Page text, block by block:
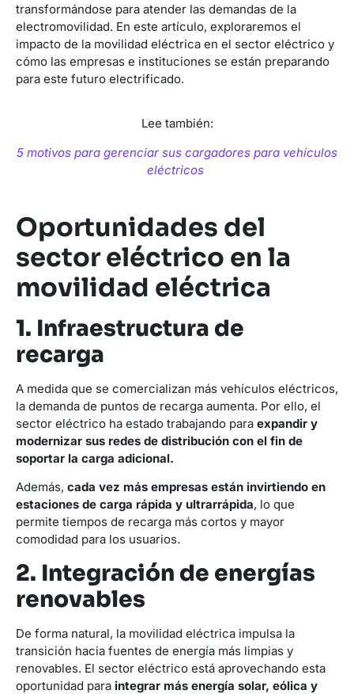
transformándose para atender las demandas de la
electromovilidad. En este artículo, exploraremos el
impacto de la movilidad eléctrica en el sector eléctrico y
cómo las empresas e instituciones se están preparando
para este futuro electrificado.
Lee también:
5 motivos para gerenciar sus cargadores para vehículos
eléctricos
Oportunidades del
sector eléctrico en la
movilidad eléctrica
1. Infraestructura de
recarga
A medida que se comercializan más vehículos eléctricos,
la demanda de puntos de recarga aumenta. Por ello, el
sector eléctrico ha estado trabajando para expandir y
modernizar sus redes de distribución con el fin de
soportar la carga adicional.
Además, cada vez más empresas están invirtiendo en
estaciones de carga rápida y ultrarrápida, lo que
permite tiempos de recarga más cortos y mayor
comodidad para los usuarios.
2. Integración de energías
renovables
De forma natural, la movilidad eléctrica impulsa la
transición hacia fuentes de energía más limpias y
renovables. El sector eléctrico está aprovechando esta
oportunidad para integrar más energía solar, eólica y